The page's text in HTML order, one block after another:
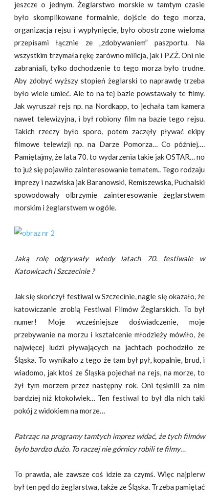
jeszcze o jednym. Żeglarstwo morskie w tamtym czasie
było skomplikowane formalnie, dojście do tego morza,
organizacja rejsu i wypłynięcie, było obostrzone wieloma
przepisami łącznie ze „zdobywaniem” paszportu. Na
wszystkim trzymała rękę zarówno milicja, jak i PZŻ. Oni nie
zabraniali, tylko dochodzenie to tego morza było trudne.
Aby zdobyć wyższy stopień żeglarski to naprawdę trzeba
było wiele umieć. Ale to na tej bazie powstawały te filmy.
Jak wyruszał rejs np. na Nordkapp, to jechała tam kamera
nawet telewizyjna, i był robiony film na bazie tego rejsu.
Takich rzeczy było sporo, potem zaczęły pływać ekipy
filmowe telewizji np. na Darze Pomorza… Co później….
Pamiętajmy, że lata 70. to wydarzenia takie jak OSTAR… no
to już się pojawiło zainteresowanie tematem.. Tego rodzaju
imprezy i nazwiska jak Baranowski, Remiszewska, Puchalski
spowodowały olbrzymie zainteresowanie żeglarstwem
morskim i żeglarstwem w ogóle.
Jaką rolę odgrywały wtedy latach 70. festiwale w
Katowicach i Szczecinie ?
Jak się skończył festiwal w Szczecinie, nagle się okazało, że
katowiczanie zrobią Festiwal Filmów Żeglarskich. To był
numer! Moje wcześniejsze doświadczenie, moje
przebywanie na morzu i kształcenie młodzieży mówiło, że
najwięcej ludzi pływających na jachtach pochodziło ze
Śląska. To wynikało z tego że tam był pył, kopalnie, brud, i
wiadomo, jak ktoś ze Śląska pojechał na rejs, na morze, to
żył tym morzem przez następny rok. Oni tęsknili za nim
bardziej niż ktokolwiek… Ten festiwal to był dla nich taki
pokój z widokiem na morze…
Patrząc na programy tamtych imprez widać, że tych filmów
było bardzo dużo. To raczej nie górnicy robili te filmy…
To prawda, ale zawsze coś idzie za czymś. Więc najpierw
był ten pęd do żeglarstwa, także ze Śląska. Trzeba pamiętać